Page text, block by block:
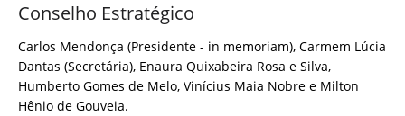
Conselho Estratégico
Carlos Mendonça (Presidente - in memoriam), Carmem Lúcia
Dantas (Secretária), Enaura Quixabeira Rosa e Silva,
Humberto Gomes de Melo, Vinícius Maia Nobre e Milton
Hênio de Gouveia.